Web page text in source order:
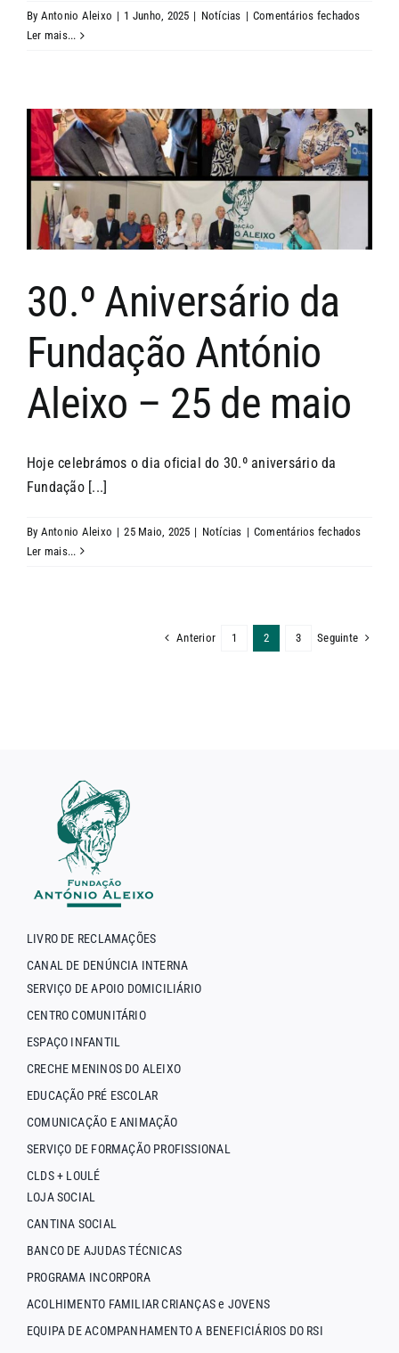
By Antonio Aleixo | 1 Junho, 2025 | Notícias | Comentários fechadosem
Contra
a
Fome
Ler mais...
30.º Aniversário da
Fundação António
Aleixo – 25 de maio
Hoje celebrámos o dia oficial do 30.º aniversário da
Fundação [...]
By Antonio Aleixo | 25 Maio, 2025 | Notícias | Comentários fechadosem
Ler mais...
Anterior 1 2 3 Seguinte
LIVRO DE RECLAMAÇÕES
CANAL DE DENÚNCIA INTERNA
SERVIÇO DE APOIO DOMICILIÁRIO
CENTRO COMUNITÁRIO
ESPAÇO INFANTIL
CRECHE MENINOS DO ALEIXO
EDUCAÇÃO PRÉ ESCOLAR
COMUNICAÇÃO E ANIMAÇÃO
SERVIÇO DE FORMAÇÃO PROFISSIONAL
CLDS + LOULÉ
LOJA SOCIAL
CANTINA SOCIAL
BANCO DE AJUDAS TÉCNICAS
PROGRAMA INCORPORA
ACOLHIMENTO FAMILIAR CRIANÇAS e JOVENS
EQUIPA DE ACOMPANHAMENTO A BENEFICIÁRIOS DO RSI